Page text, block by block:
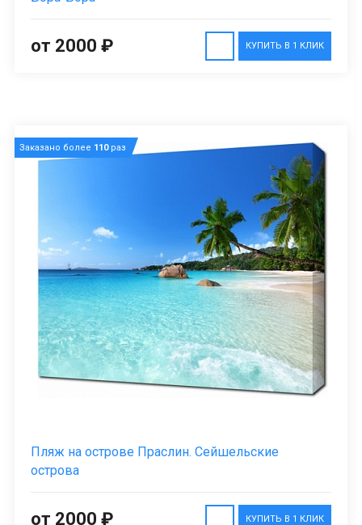
КУПИТЬ В 1 КЛИК
от 2000 ₽
Заказано более 110раз
Пляж на острове Праслин. Сейшельские
острова
КУПИТЬ В 1 КЛИК
от 2000 ₽